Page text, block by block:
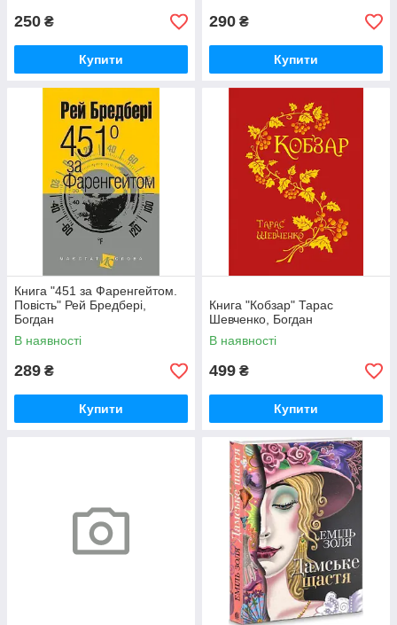
250 ₴
Купити
290 ₴
Купити
Книга "451 за Фаренгейтом.
Повість" Рей Бредбері,
Богдан
В наявності
289 ₴
Купити
Книга "Кобзар" Тарас
Шевченко, Богдан
В наявності
499 ₴
Купити